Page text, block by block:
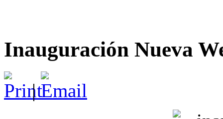
Inauguración Nueva
|